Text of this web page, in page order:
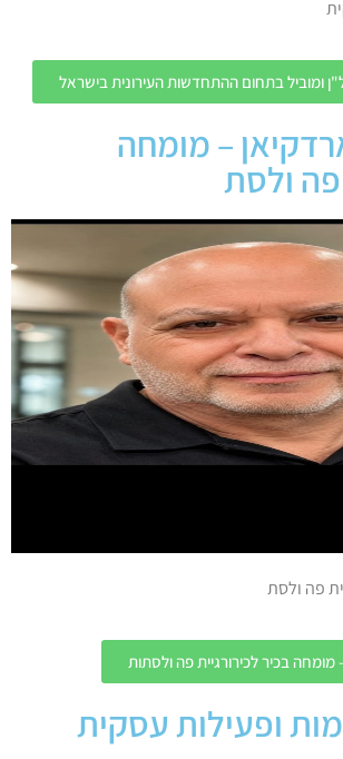
ומוביל בתחום ההתחדשות העירונית בישראל
– מומחה
פה ולסת
פה ולסת
מומחה בכיר לכירורגיית פה ולסתות
ופעילות עסקית